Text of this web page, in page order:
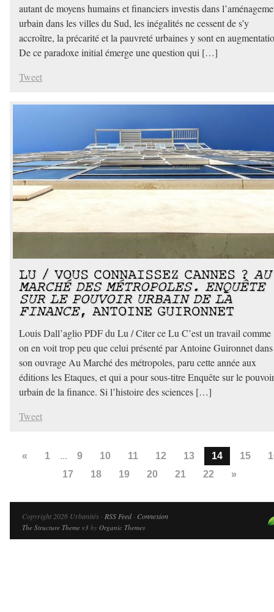
autant de moyens humains et financiers investis dans
urbain dans les villes du Sud, les inégalités ne cessent de s’y
accroître, la précarité et la pauvreté urbaines y sont en
De ce paradoxe initial émerge une question qui […]
Tweet
LU / VOUS CONNAISSEZ CANNES ? AU
MARCHÉ DES MÉTROPOLES. ENQUÊTE
SUR LE POUVOIR URBAIN DE LA
FINANCE, ANTOINE GUIRONNET
Louis Dall’aglio PDF du Lu / Citer ce Lu C’est un travail comme
on en voit trop peu que celui présenté par Antoine Guironnet dans
son ouvrage Au Marché des métropoles, paru cette année aux
éditions les Etaques, et qui a pour sous-titre Enquête sur le pouvoir
urbain de la finance. Si l’histoire des sciences […]
Tweet
« 1 ... 9 10 11 12 13 14 15
17
18 19 20 21 22 »
Copyright 2026 Urbanités · RSS Feed· Connexion
The Structure Theme v3 by Organic Themes